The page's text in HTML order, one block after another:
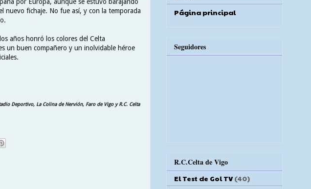
nuevo fichaje. No fue así, y con la temporada
años honró los colores del Celta
un buen compañero y un inolvidable héroe
Deportivo, La Colina de Nervión, Faro de Vigo y R.C. Celta
Página principal
Seguidores
R.C.Celta de Vigo
El Test de Gol TV (40)